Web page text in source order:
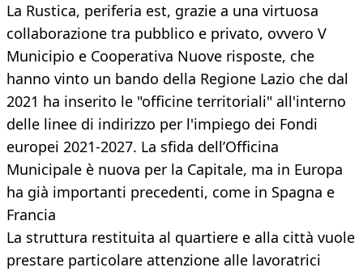
La Rustica, periferia est, grazie a una virtuosa
collaborazione tra pubblico e privato, ovvero V
Municipio e Cooperativa Nuove risposte, che
hanno vinto un bando della Regione Lazio che dal
2021 ha inserito le "officine territoriali" all'interno
delle linee di indirizzo per l'impiego dei Fondi
europei 2021-2027. La sfida dell’Officina
Municipale è nuova per la Capitale, ma in Europa
ha già importanti precedenti, come in Spagna e
Francia
La struttura restituita al quartiere e alla città vuole
prestare particolare attenzione alle lavoratrici